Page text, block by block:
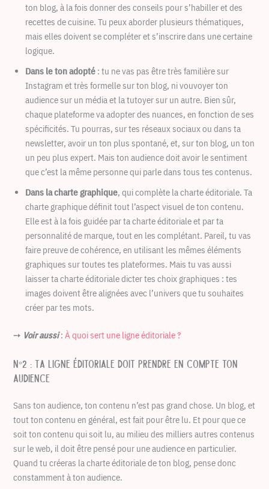
ton blog, à la fois donner des conseils pour s’habiller et des
recettes de cuisine. Tu peux aborder plusieurs thématiques,
mais elles doivent se compléter et s’inscrire dans une certaine
logique.
Dans le ton adopté : tu ne vas pas être très familière sur
Instagram et très formelle sur ton blog, ni vouvoyer ton
audience sur un média et la tutoyer sur un autre. Bien sûr,
chaque plateforme va adopter des nuances, en fonction de ses
spécificités. Tu pourras, sur tes réseaux sociaux ou dans ta
newsletter, avoir un ton plus spontané, et, sur ton blog, un ton
un peu plus expert. Mais ton audience doit avoir le sentiment
que c’est la même personne qui parle dans tous tes contenus.
Dans la charte graphique, qui complète la charte éditoriale. Ta
charte graphique définit tout l’aspect visuel de ton contenu.
Elle est à la fois guidée par ta charte éditoriale et par ta
personnalité de marque, tout en les complétant. Pareil, tu vas
faire preuve de cohérence, en utilisant les mêmes éléments
graphiques sur toutes tes plateformes. Mais tu vas aussi
laisser ta charte éditoriale dicter tes choix graphiques : tes
images doivent être alignées avec l’univers que tu souhaites
créer par tes mots.
➙ Voir aussi:À quoi sert une ligne éditoriale ?
N°2 : Ta ligne éditoriale doit prendre en compte ton
audience
Sans ton audience, ton contenu n’est pas grand chose. Un blog, et
tout ton contenu en général, est fait pour être lu. Et pour que ce
soit ton contenu qui soit lu, au milieu des milliers autres contenus
sur le web, il doit être pensé pour une audience en particulier.
Quand tu créeras la charte éditoriale de ton blog, pense donc
constamment à ton audience.